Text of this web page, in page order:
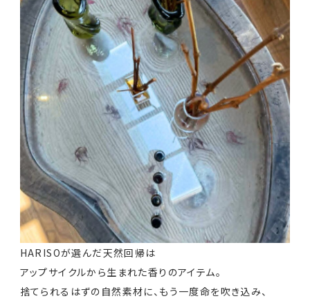
HARISOが選んだ天然回帰は
アップサイクルから生まれた香りのアイテム。
捨てられるはずの自然素材に、もう一度命を吹き込み、